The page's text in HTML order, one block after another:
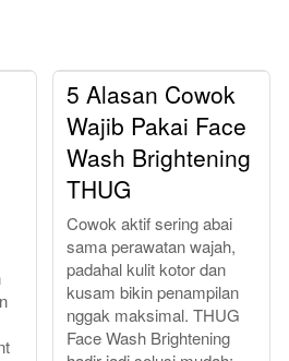
5 Alasan Cowok
Wajib Pakai Face
Wash Brightening
THUG
Cowok aktif sering abai
sama perawatan wajah,
padahal kulit kotor dan
kusam bikin penampilan
nggak maksimal. THUG
Face Wash Brightening